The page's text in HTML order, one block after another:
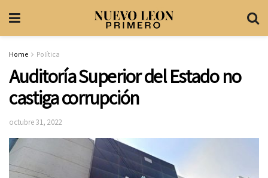
Home Política
Auditoría Superior del Estado no
castiga corrupción
octubre 31, 2022